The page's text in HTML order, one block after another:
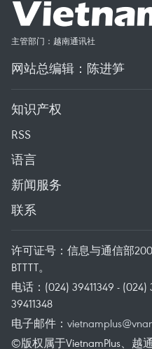
主管部门：越南通讯社
网站总编辑：陈进笋
知识产权
RSS
语言
新闻服务
联系
许可证号：信息与通信部
BTTTT。
电话：(024) 39411349 -
39411348
电子邮件：
©版权属于VietnamPlus、越